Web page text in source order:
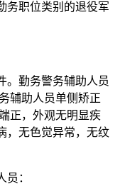
务职位类别的退役军
勤务警务辅助人员
辅助人员单侧矫正
正，外观无明显疾
，无色觉异常，无纹
：